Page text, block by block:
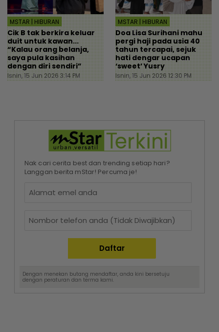
MSTAR | HIBURAN
Cik B tak berkira keluar
duit untuk kawan...
“Kalau orang belanja,
saya pula kasihan
dengan diri sendiri”
Isnin, 15 Jun 2026 3:14 PM
MSTAR | HIBURAN
Doa Lisa Surihani mahu
pergi haji pada usia 40
tahun tercapai, sejuk
hati dengar ucapan
‘sweet’ Yusry
Isnin, 15 Jun 2026 12:30 PM
Nak cari cerita best dan trending setiap hari?
Langgan berita mStar! Percuma je!
Dengan menekan butang mendaftar, anda kini bersetuju
dengan peraturan dan terma kami.